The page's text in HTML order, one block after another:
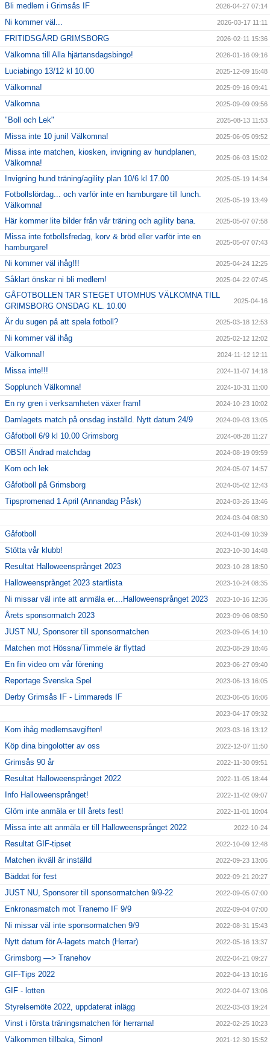
Bli medlem i Grimsås IF 2026-04-27 07:14
Ni kommer väl... 2026-03-17 11:11
FRITIDSGÅRD GRIMSBORG 2026-02-11 15:36
Välkomna till Alla hjärtansdagsbingo! 2026-01-16 09:16
Luciabingo 13/12 kl 10.00 2025-12-09 15:48
Välkomna! 2025-09-16 09:41
Välkomna 2025-09-09 09:56
"Boll och Lek" 2025-08-13 11:53
Missa inte 10 juni! Välkomna! 2025-06-05 09:52
Missa inte matchen, kiosken, invigning av hundplanen,
Välkomna!
2025-06-03 15:02
Invigning hund träning/agility plan 10/6 kl 17.00 2025-05-19 14:34
Fotbollslördag... och varför inte en hamburgare till lunch.
Välkomna!
2025-05-19 13:49
Här kommer lite bilder från vår träning och agility bana. 2025-05-07 07:58
Missa inte fotbollsfredag, korv & bröd eller varför inte en
hamburgare!
2025-05-07 07:43
Ni kommer väl ihåg!!! 2025-04-24 12:25
Såklart önskar ni bli medlem! 2025-04-22 07:45
GÅFOTBOLLEN TAR STEGET UTOMHUS VÄLKOMNA TILL
GRIMSBORG ONSDAG KL. 10.00
2025-04-16
Är du sugen på att spela fotboll? 2025-03-18 12:53
Ni kommer väl ihåg 2025-02-12 12:02
Välkomna!! 2024-11-12 12:11
Missa inte!!! 2024-11-07 14:18
Sopplunch Välkomna! 2024-10-31 11:00
En ny gren i verksamheten växer fram! 2024-10-23 10:02
Damlagets match på onsdag inställd. Nytt datum 24/9 2024-09-03 13:05
Gåfotboll 6/9 kl 10.00 Grimsborg 2024-08-28 11:27
OBS!! Ändrad matchdag 2024-08-19 09:59
Kom och lek 2024-05-07 14:57
Gåfotboll på Grimsborg 2024-05-02 12:43
Tipspromenad 1 April (Annandag Påsk) 2024-03-26 13:46
2024-03-04 08:30
Gåfotboll 2024-01-09 10:39
Stötta vår klubb! 2023-10-30 14:48
Resultat Halloweensprånget 2023 2023-10-28 18:50
Halloweensprånget 2023 startlista 2023-10-24 08:35
Ni missar väl inte att anmäla er....Halloweensprånget 2023 2023-10-16 12:36
Årets sponsormatch 2023 2023-09-06 08:50
JUST NU, Sponsorer till sponsormatchen 2023-09-05 14:10
Matchen mot Hössna/Timmele är flyttad 2023-08-29 18:46
En fin video om vår förening 2023-06-27 09:40
Reportage Svenska Spel 2023-06-13 16:05
Derby Grimsås IF - Limmareds IF 2023-06-05 16:06
2023-04-17 09:32
Kom ihåg medlemsavgiften! 2023-03-16 13:12
Köp dina bingolotter av oss 2022-12-07 11:50
Grimsås 90 år 2022-11-30 09:51
Resultat Halloweensprånget 2022 2022-11-05 18:44
Info Halloweensprånget! 2022-11-02 09:07
Glöm inte anmäla er till årets fest! 2022-11-01 10:04
Missa inte att anmäla er till Halloweensprånget 2022 2022-10-24
Resultat GIF-tipset 2022-10-09 12:48
Matchen ikväll är inställd 2022-09-23 13:06
Bäddat för fest 2022-09-21 20:27
JUST NU, Sponsorer till sponsormatchen 9/9-22 2022-09-05 07:00
Enkronasmatch mot Tranemo IF 9/9 2022-09-04 07:00
Ni missar väl inte sponsormatchen 9/9 2022-08-31 15:43
Nytt datum för A-lagets match (Herrar) 2022-05-16 13:37
Grimsborg —> Tranehov 2022-04-21 09:27
GIF-Tips 2022 2022-04-13 10:16
GIF - lotten 2022-04-07 13:06
Styrelsemöte 2022, uppdaterat inlägg 2022-03-03 19:24
Vinst i första träningsmatchen för herrarna! 2022-02-25 10:23
Välkommen tillbaka, Simon! 2021-12-30 15:52